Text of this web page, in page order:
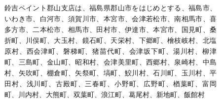
鈴吉ペイント郡山支店は、福島県郡山市をはじめとする、福島市、
いわき市、白河市、須賀川市、本宮市、会津若松市、南相馬市、喜
多方市、二本松市、相馬市、田村市、伊達市、本宮市、国見町、桑
折町、川俣町、大玉村、鏡石町、天栄村、下郷町、檜枝岐村、北塩
原村、西会津町、磐梯町、猪苗代町、会津坂下町、湯川村、柳津
町、三島町、金山町、昭和村、会津美里町、西郷村、泉崎村、中島
村、矢吹町、棚倉町、矢祭町、塙町、鮫川村、石川町、玉川村、平
田村、浅川町、古殿町、三春町、小野町、広野町、楢葉町、富岡
町、川内村、大熊町、双葉町、浪江町、葛尾村、新地町、飯館村